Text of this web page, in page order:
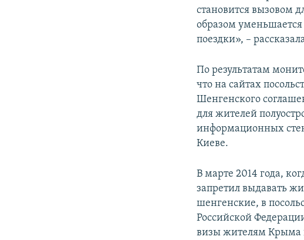
становится вызовом
образом уменьшается
поездки», –
По результатам
что на сайтах
Шенгенского
для жителей
информационных
Киеве.
В марте 2014 года,
запретил выдавать
шенгенские, в
Российской
визы жителям Крыма